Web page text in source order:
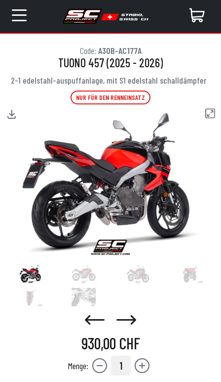
Code: A30B-AC177A
TUONO 457 (2025 - 2026)
2-1 edelstahl-auspuffanlage, mit S1 edelstahl schalldämpfer
NUR FÜR DEN RENNEINSATZ
930,00 CHF
Menge: 1